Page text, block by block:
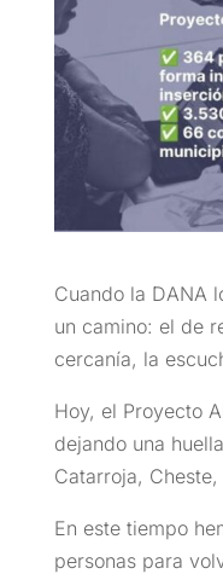
Cuando la DANA
un camino: el de
cercanía, la
Hoy, el Proyecto
dejando una
Catarroja,
En este tiempo
personas para